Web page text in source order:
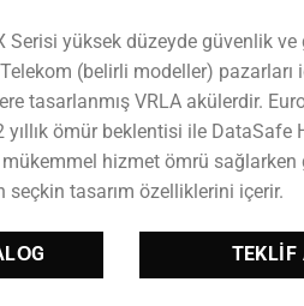
Serisi yüksek düzeyde güvenlik
(belirli modeller) pazarları
tasarlanmış VRLA akülerdir.
yıllık ömür beklentisi ile DataSafe
hizmet ömrü sağlarken
seçkin tasarım özelliklerini içerir.
TEKLIF